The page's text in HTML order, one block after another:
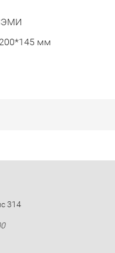
мм
314